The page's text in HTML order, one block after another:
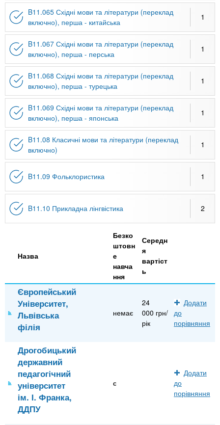
B11.065 Східні мови та літератури (переклад
включно), перша - китайська
1
B11.067 Східні мови та літератури (переклад
включно), перша - перська
1
B11.068 Східні мови та літератури (переклад
включно), перша - турецька
1
B11.069 Східні мови та літератури (переклад
включно), перша - японська
1
B11.08 Класичні мови та літератури (переклад
включно)
1
B11.09 Фольклористика 1
B11.10 Прикладна лінгвістика 2
Назва
Безко
штовн
е
навча
ння
Середн
я
вартіст
ь
Європейський
Університет,
Львівська
філія
немає
24
000 грн/
рік
Додати
до
порівняння
Дрогобицький
державний
педагогічний
університет
ім. І. Франка,
ДДПУ
є
Додати
до
порівняння